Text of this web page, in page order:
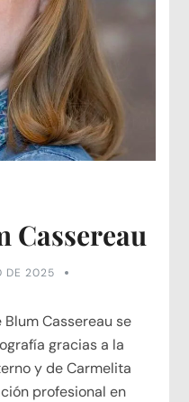
Cassereau
DE 2025
Cassereau se
gracias a la
y de Carmelita
profesional en